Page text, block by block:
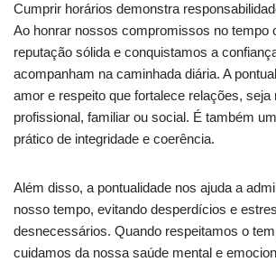
Cumprir horários demonstra
Ao honrar nossos compromissos no tempo
reputação sólida e conquistamos a
acompanham na caminhada diária. A
amor e respeito que fortalece relações, seja
profissional, familiar ou social. É também
prático de integridade e coerência.
Além disso, a pontualidade nos ajuda a
nosso tempo, evitando desperdícios e
desnecessários. Quando respeitamos o
cuidamos da nossa saúde mental e